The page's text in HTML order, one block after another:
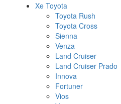
Xe Toyota
Toyota Rush
Toyota Cross
Sienna
Venza
Land Cruiser
Land Cruiser Prado
Innova
Fortuner
Vios